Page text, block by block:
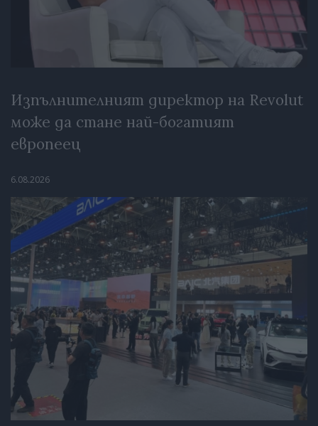
Изпълнителният директор на Revolut
може да стане най-богатият
европеец
6.08.2026